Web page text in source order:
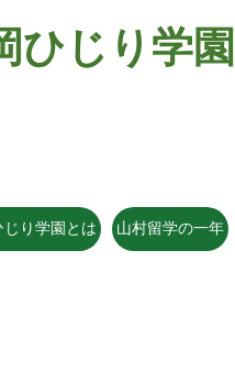
じり学園
り学園とは 山村留学の一年